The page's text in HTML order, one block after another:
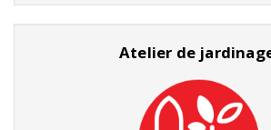
Atelier de